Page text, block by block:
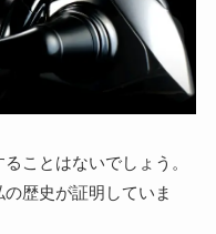
ことはないでしょう。
歴史が証明していま